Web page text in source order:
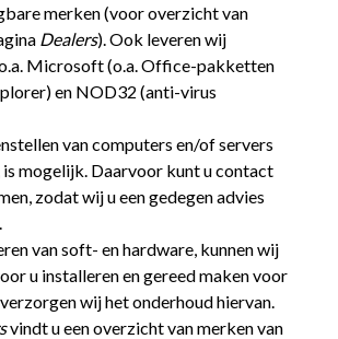
merken (voor overzicht van
Dealers). Ook leveren wij
Microsoft (o.a. Office-pakketten
en NOD32 (anti-virus
van computers en/of servers
is mogelijk. Daarvoor kunt u contact
zodat wij u een gedegen advies
van soft- en hardware, kunnen wij
u installeren en gereed maken voor
wij het onderhoud hiervan.
vindt u een overzicht van merken van